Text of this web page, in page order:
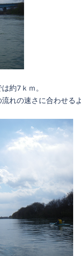
約7ｋｍ。
れの速さに合わせる